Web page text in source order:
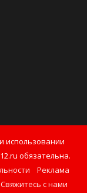
использовании
обязательна.
Реклама
Свяжитесь с нами